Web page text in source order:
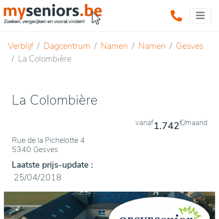
Verblijf Dagcentrum Namen Namen
Gesves
La Colombière
La Colombière
Rue de la Pichelotte 4
5340 Gesves
vanaf1.742€/maand
Laatste prijs-update :
25/04/2018